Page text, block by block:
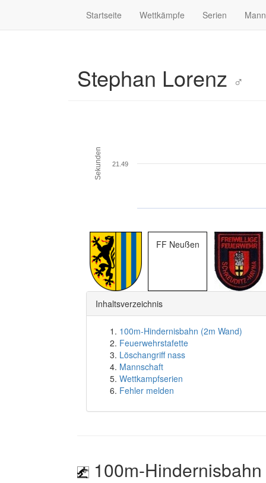
Startseite Wettkämpfe Serien
Stephan Lorenz ♂
Sekunden 21.49
FF Neußen
Inhaltsverzeichnis
100m-Hindernisbahn (2m Wand)
Feuerwehrstafette
Löschangriff nass
Mannschaft
Wettkampfserien
Fehler melden
100m-